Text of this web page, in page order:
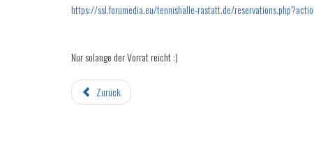
https://ssl.forumedia.eu/tennishalle-rastatt.de/
Nur solange der Vorrat reicht :)
Zurück